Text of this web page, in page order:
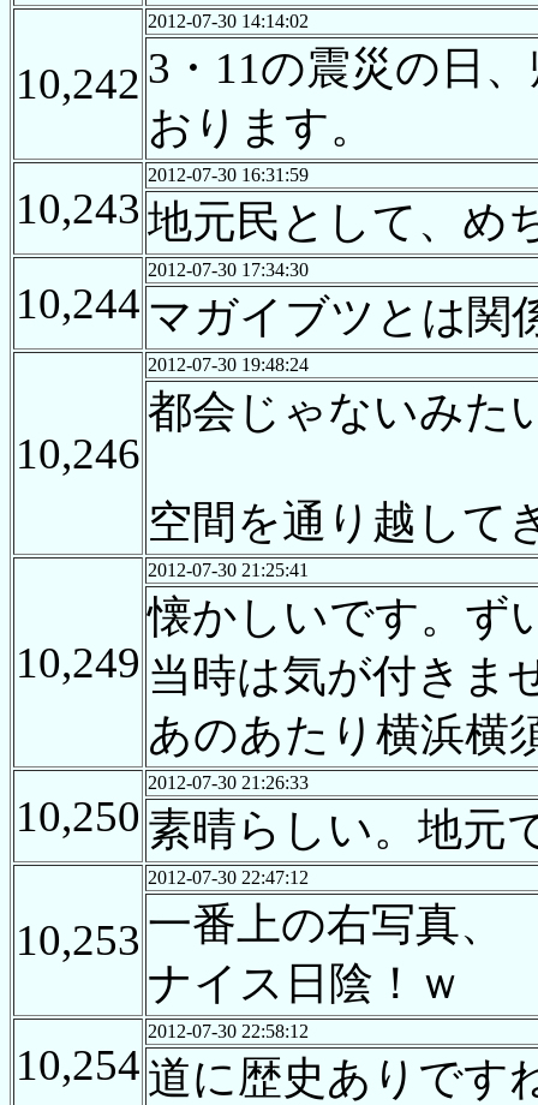
10,242
2012-07-30 14:14:02
3・11の震災の日
おります。
10,243
2012-07-30 16:31:59
地元民として、め
10,244
2012-07-30 17:34:30
マガイブツとは関
10,246
2012-07-30 19:48:24
都会じゃないみた
空間を通り越して
10,249
2012-07-30 21:25:41
懐かしいです。ず
当時は気が付きま
あのあたり横浜横
10,250
2012-07-30 21:26:33
素晴らしい。地元
10,253
2012-07-30 22:47:12
一番上の右写真、
ナイス日陰！ｗ
10,254
2012-07-30 22:58:12
道に歴史ありです